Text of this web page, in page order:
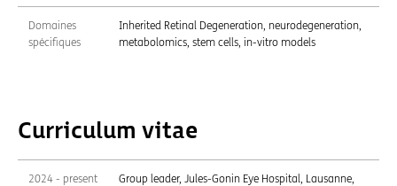
Domaines
spécifiques
Inherited Retinal Degeneration, neurodegeneration,
metabolomics, stem cells, in-vitro models
Curriculum vitae
2024 - present
Group leader, Jules-Gonin Eye Hospital, Lausanne,